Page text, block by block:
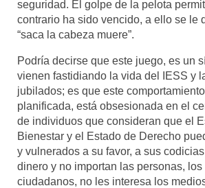
Aula Virtual
seguridad. El golpe de la pelota
contrario ha sido vencido, a ello se le
“saca la cabeza muere”.
Podría decirse que este juego, es un
vienen fastidiando la vida del IESS y
jubilados; es que este
planificada, está obsesionada en el
de individuos que consideran que el
Bienestar y el Estado de Derecho
y vulnerados a su favor, a sus
dinero y no importan las personas,
ciudadanos, no les interesa los